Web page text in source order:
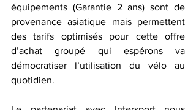
équipements (Garantie 2 ans) sont de
provenance asiatique mais permettent
des tarifs optimisés pour cette offre
d’achat groupé qui espérons va
démocratiser l’utilisation du vélo au
quotidien.